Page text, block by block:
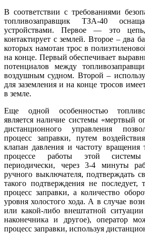
В соответствии с требованиями
топливозаправщик ТЗА-40
устройствами. Первое — это цепь,
контактирует с землей. Второе – два
которых намотан трос в
на конце. Первый обеспечивает
потенциалов между
воздушным судном. Второй –
для заземления и на конце тросов
в земле.
Еще одной особенностью
является наличие системы «мертвый
дистанционного управления
процесс заправки, путем
клапан давления и частоту вращения
процессе работы этой
периодически, через 3-4 минуты
ручного выключателя, подтверждать
такого подтверждения не последует,
процесс заправки, а количество
уровня холостого хода. А в случае
или какой-либо внештатной
наконечника и другое), оператор
процесс заправки, используя